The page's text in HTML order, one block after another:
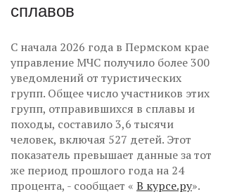
сплавов
С начала 2026 года в Пермском крае
управление МЧС получило более 300
уведомлений от туристических
групп. Общее число участников этих
групп, отправившихся в сплавы и
походы, составило 3,6 тысячи
человек, включая 527 детей. Этот
показатель превышает данные за тот
же период прошлого года на 24
процента, - сообщает « В курсе.ру».